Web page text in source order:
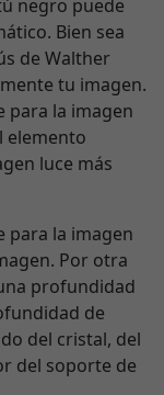
negro puede
Bien sea
de Walther
tu imagen.
para la imagen
elemento
luce más
para la imagen
Por otra
profundidad
de
del cristal, del
del soporte de